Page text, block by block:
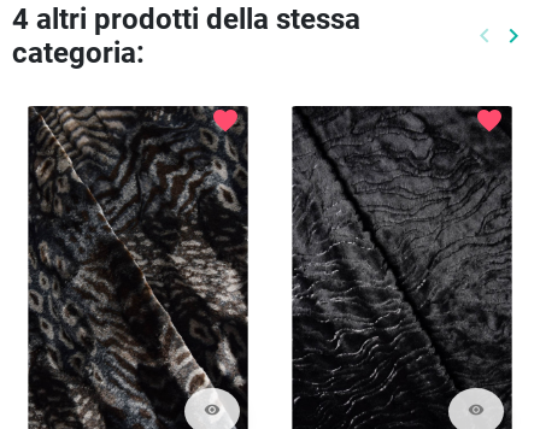
4 altri prodotti della stessa
categoria:
keyboard_arrow_left keyboard_arrow_right
visibility
favorite
visibility
favorite